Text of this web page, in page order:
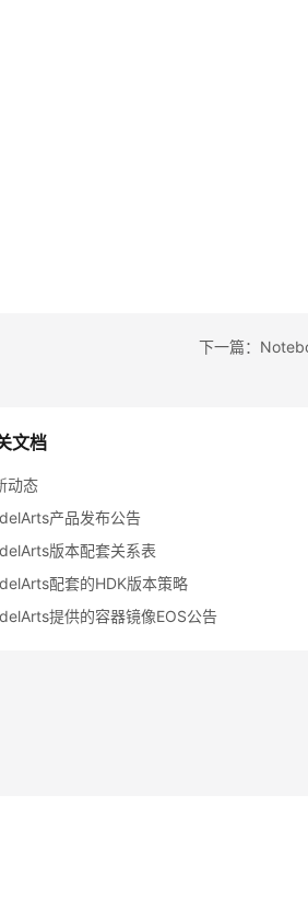
下一篇：
文档
动态
产品发布公告
版本配套关系表
配套的HDK版本策略
提供的容器镜像EOS公告